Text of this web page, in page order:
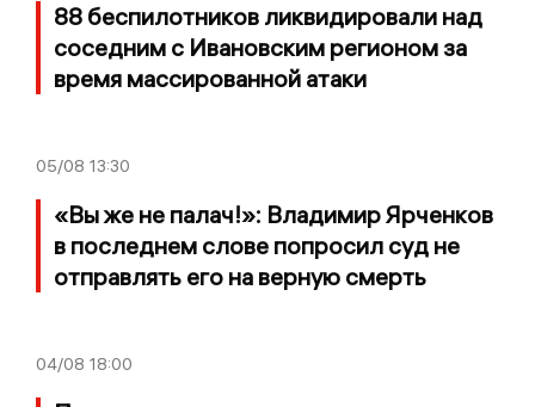
88 беспилотников ликвидировали над
соседним с Ивановским регионом за
время массированной атаки
05/08 13:30
«Вы же не палач!»: Владимир Ярченков
в последнем слове попросил суд не
отправлять его на верную смерть
04/08 18:00